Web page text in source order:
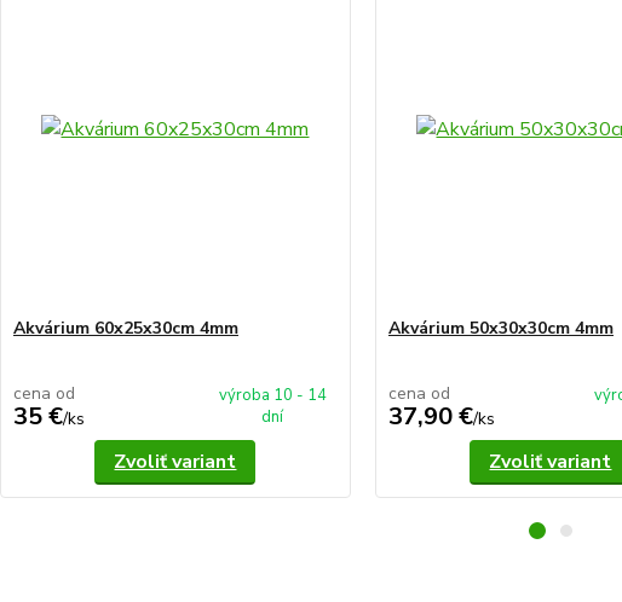
Akvárium 60x25x30cm 4mm
cena od
35 €/ks
výroba 10 - 14
dní
Zvoliť variant
Akvárium 50x30x30cm 4mm
cena od
37,90 €/ks
Zvoliť variant